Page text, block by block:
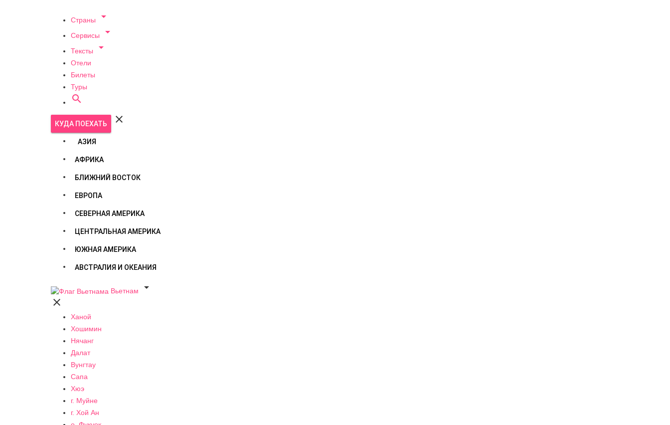
Страны 
Сервисы 
Тексты 
Отели
Билеты
Туры

КУДА ПОЕХАТЬ 
АЗИЯ
АФРИКА
БЛИЖНИЙ ВОСТОК
ЕВРОПА
СЕВЕРНАЯ АМЕРИКА
ЦЕНТРАЛЬНАЯ АМЕРИКА
ЮЖНАЯ АМЕРИКА
АВСТРАЛИЯ И ОКЕАНИЯ
Вьетнам


Ханой
Хошимин
Нячанг
Далат
Вунгтау
Сапа
Хюэ
г. Муйне
г. Хой Ан